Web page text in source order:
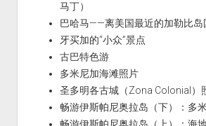
马丁）
巴哈马——离美国最近的加勒比岛
牙买加的“小众”景点
古巴特色游
多米尼加海滩照片
圣多明各古城（Zona Colonial）
畅游伊斯帕尼奥拉岛（下）：多